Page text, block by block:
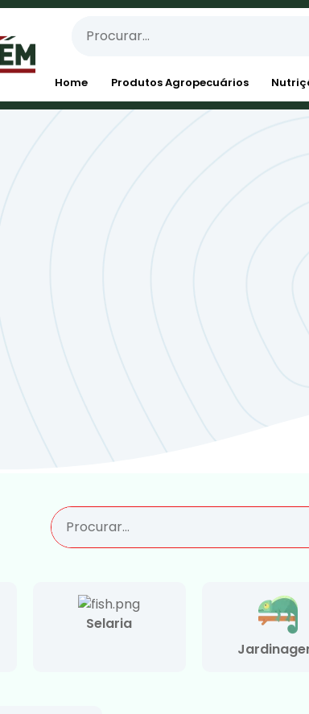
Home Produtos Agropecuários
Selaria